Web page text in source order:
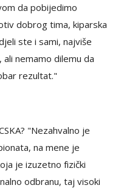
da pobijedimo
dobrog tima, kiparska
ste i sami, najviše
ali nemamo dilemu da
rezultat."
"Nezahvalno je
na mene je
je izuzetno fizički
odbranu, taj visoki